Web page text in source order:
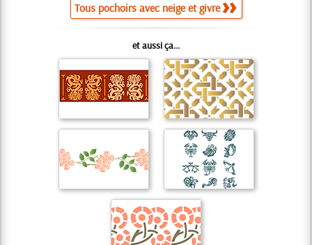
Tous pochoirs avec neige et givre
et aussi ça...